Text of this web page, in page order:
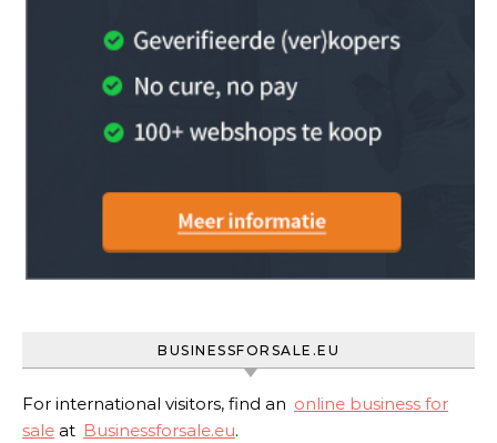
BUSINESSFORSALE.EU
For international visitors, find an online business for
sale at Businessforsale.eu.